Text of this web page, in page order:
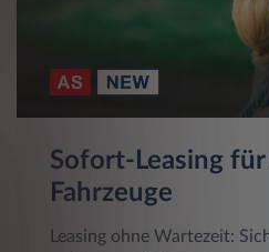
Sofort-Leasing für
Fahrzeuge
Leasing ohne Wartezeit: